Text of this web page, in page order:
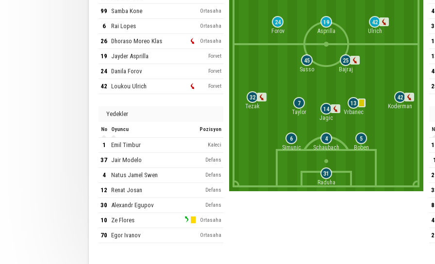
99 Samba Kone Ortasaha
6 Rai Lopes Ortasaha
26 Dhoraso Moreo Klas Ortasaha
19 Jayder Asprilla Forvet
24 Danila Forov Forvet
42 Loukou Ulrich Forvet
Yedekler
No Oyuncu Pozisyon
1 Emil Timbur Kaleci
37 Jair Modelo Defans
4 Natus Jamel Swen Defans
12 Renat Josan Defans
30 Alexandr Egupov Defans
10 Ze Flores Ortasaha
70 Egor Ivanov Ortasaha
42
Ulrich
24
Forov
19
Asprilla
31
Raduha
6
Simunic
4
Schaubach
5
Boben
14
Jagic
32
Tezak
7
Taylor
13
Vrbanec
42
Koderman
45
Susso
25
Bajraj